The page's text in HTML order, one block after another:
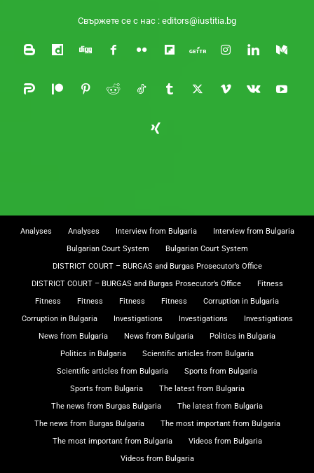
Свържете се с нас : editors@iustitia.bg
Analyses Analyses Interview from Bulgaria
Interview from Bulgaria
Bulgarian Court System
Bulgarian Court System
DISTRICT COURT – BURGAS and Burgas Prosecutor’s Office
DISTRICT COURT – BURGAS and Burgas Prosecutor’s Office
Fitness
Fitness
Fitness Fitness Fitness
Corruption in Bulgaria
Corruption in Bulgaria
Investigations Investigations
Investigations
News from Bulgaria
News from Bulgaria
Politics in Bulgaria
Politics in Bulgaria
Scientific articles from Bulgaria
Scientific articles from Bulgaria
Sports from Bulgaria
Sports from Bulgaria
The latest from Bulgaria
The news from Burgas Bulgaria
The latest from Bulgaria
The news from Burgas Bulgaria
The most important from Bulgaria
The most important from Bulgaria
Videos from Bulgaria
Videos from Bulgaria